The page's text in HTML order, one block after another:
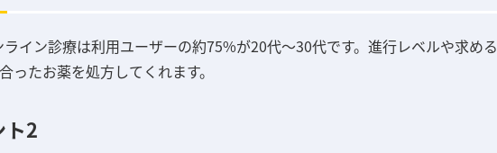
イン診療は利用ユーザーの約75%が20代〜30代です。進行レベルや求める
ったお薬を処方してくれます。
ト2